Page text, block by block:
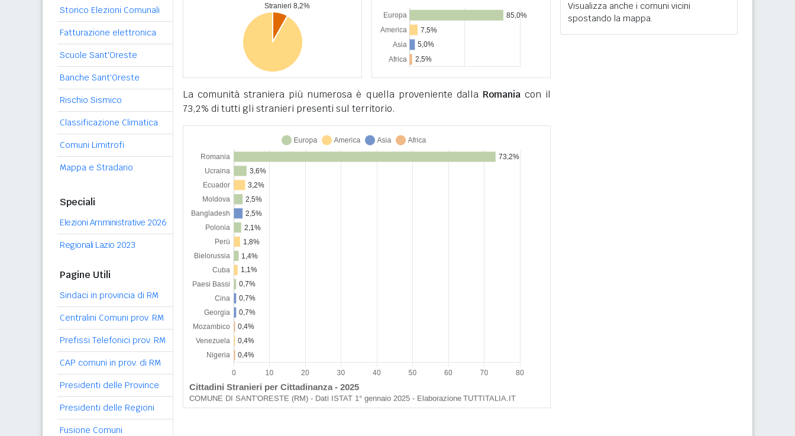
Storico Elezioni Comunali
Fatturazione elettronica
Scuole Sant'Oreste
Banche Sant'Oreste
Rischio Sismico
Classificazione Climatica
Comuni Limitrofi
Mappa e Stradario
Speciali
Elezioni Amministrative 2026
Regionali Lazio 2023
Pagine Utili
Sindaci in provincia di RM
Centralini Comuni prov. RM
Prefissi Telefonici prov. RM
CAP comuni in prov. di RM
Presidenti delle Province
Presidenti delle Regioni
Fusione Comuni
La comunità straniera più numerosa è quella proveniente dalla Romaniacon il
73,2% di tutti gli stranieri presenti sul territorio.
Visualizza anche i comuni vicini
spostando la mappa.